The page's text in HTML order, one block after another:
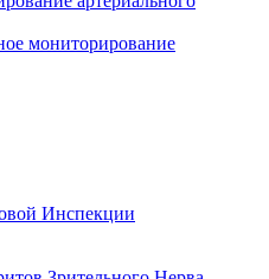
мониторирование
Инспекции